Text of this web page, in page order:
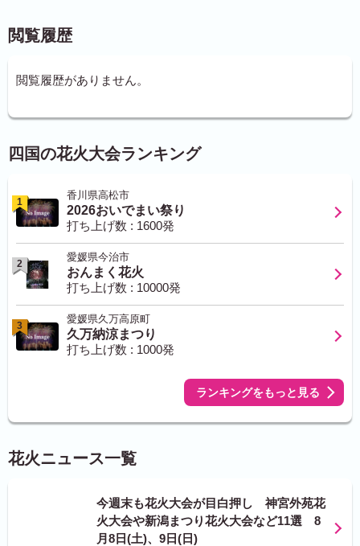
閲覧履歴
閲覧履歴がありません。
四国の花火大会ランキング
1
香川県高松市
2026おいでまい祭り
打ち上げ数 : 1600発
2
愛媛県今治市
おんまく花火
打ち上げ数 : 10000発
3
愛媛県久万高原町
久万納涼まつり
打ち上げ数 : 1000発
ランキングをもっと見る
花火ニュース一覧
今週末も花火大会が目白押し 神宮外苑花
火大会や新潟まつり花火大会など11選 8
月8日(土)、9日(日)